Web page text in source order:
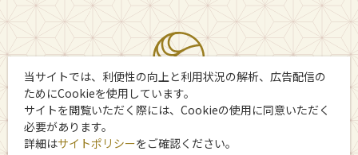
当サイトでは、利便性の向上と利用状況の解析、広告配信の
ためにCookieを使用しています。
サイトを閲覧いただく際には、Cookieの使用に同意いただく
必要があります。
詳細はサイトポリシーをご確認ください。